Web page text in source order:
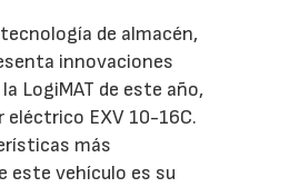
de almacén,
innovaciones
LogiMAT de este año,
eléctrico EXV 10-16C.
más
este vehículo es su